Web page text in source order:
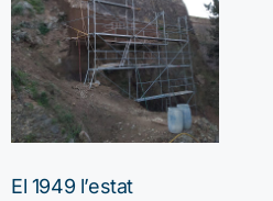
El 1949 l’estat